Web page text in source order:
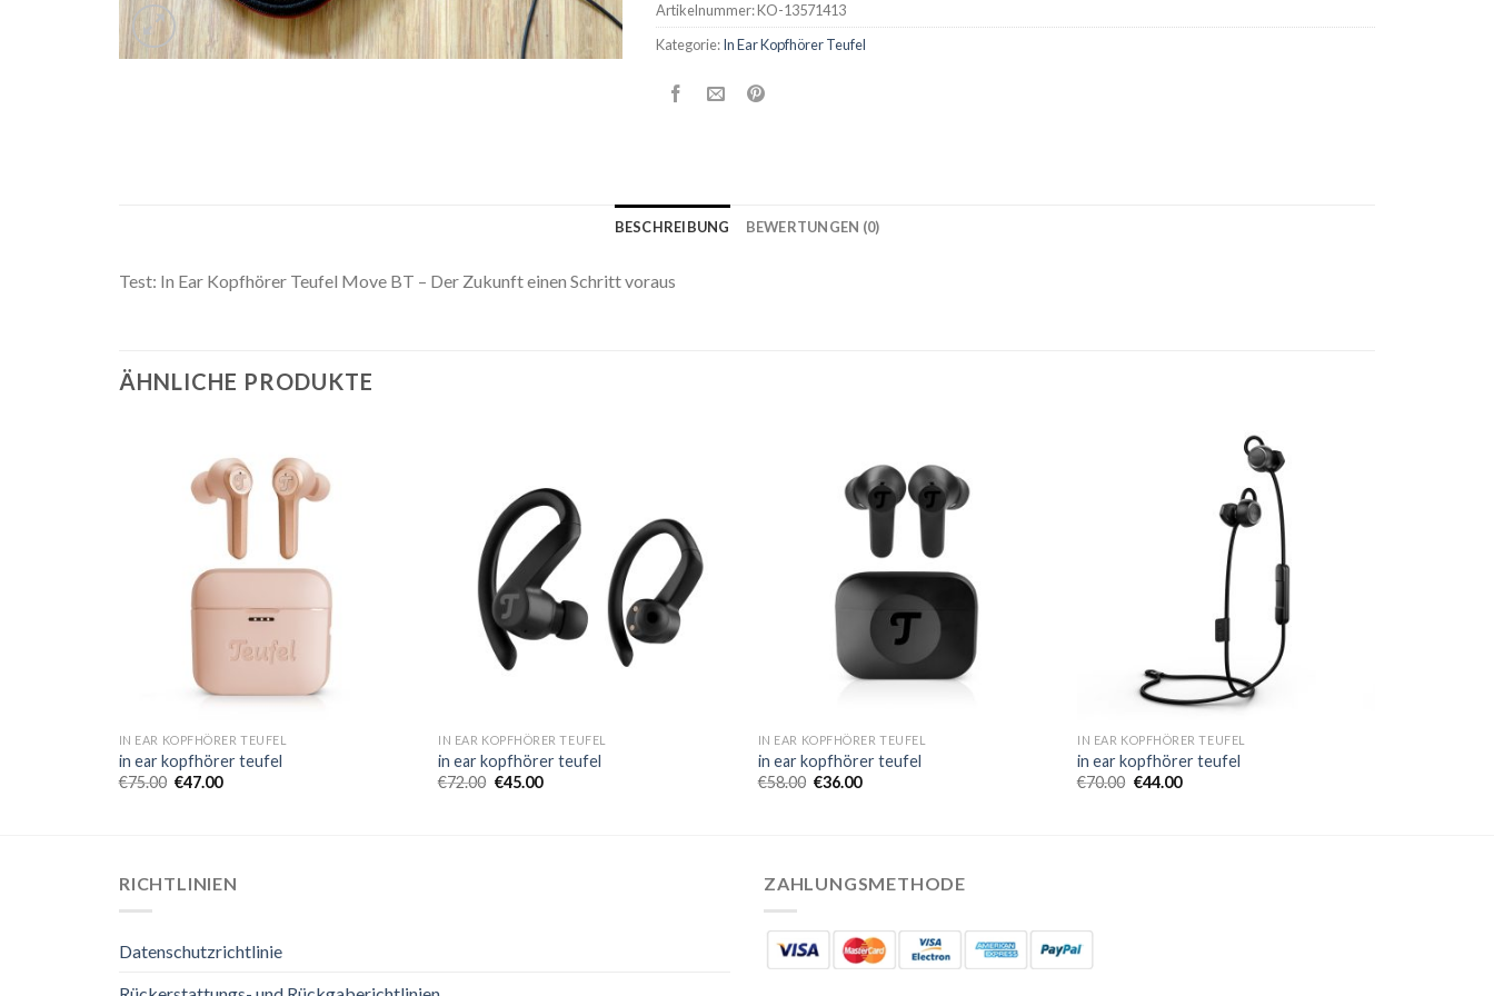
Artikelnummer:KO-13571413
Kategorie:In Ear Kopfhörer Teufel
BESCHREIBUNG BEWERTUNGEN (0)
Test: In Ear Kopfhörer Teufel Move BT – Der Zukunft einen Schritt voraus
ÄHNLICHE PRODUKTE
IN EAR KOPFHÖRER TEUFEL
in ear kopfhörer teufel
€75.00 €47.00
IN EAR KOPFHÖRER TEUFEL
in ear kopfhörer teufel
€72.00 €45.00
IN EAR KOPFHÖRER TEUFEL
in ear kopfhörer teufel
€58.00 €36.00
IN EAR KOPFHÖRER TEUFEL
in ear kopfhörer teufel
€70.00 €44.00
RICHTLINIEN
Datenschutzrichtlinie
ZAHLUNGSMETHODE